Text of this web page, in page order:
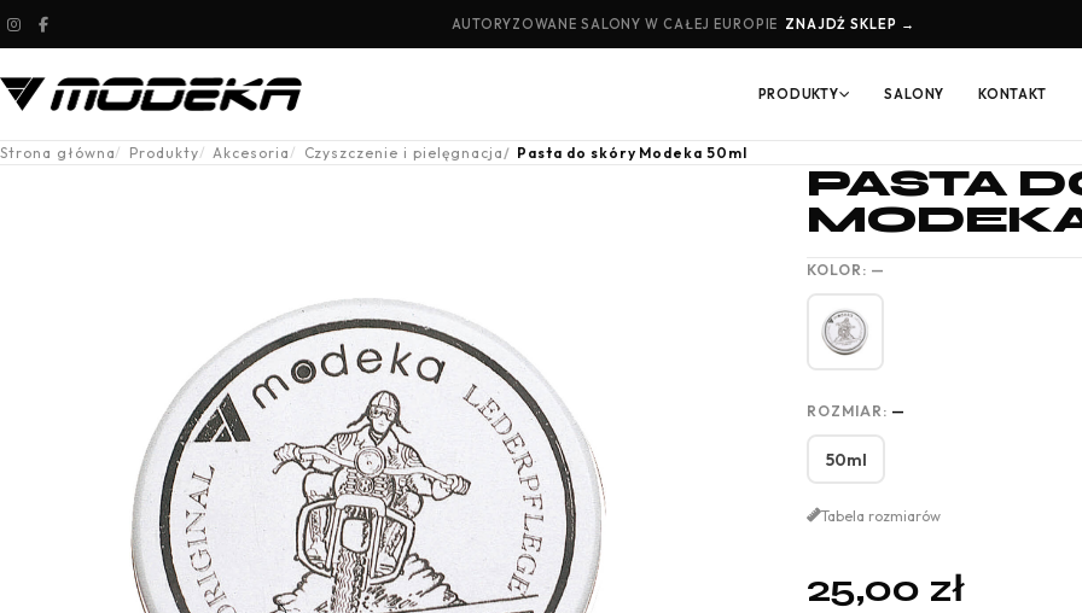
AUTORYZOWANE SALONY W CAŁEJ EUROPIE ZNAJDŹ SKLEP →
PRODUKTY SALONY KONTAKT
Strona główna Produkty Akcesoria Czyszczenie i pielęgnacja Pasta do skóry Modeka 50ml
PASTA
KOLOR: —
ROZMIAR: —
50ml
Tabela rozmiarów
25,00 zł